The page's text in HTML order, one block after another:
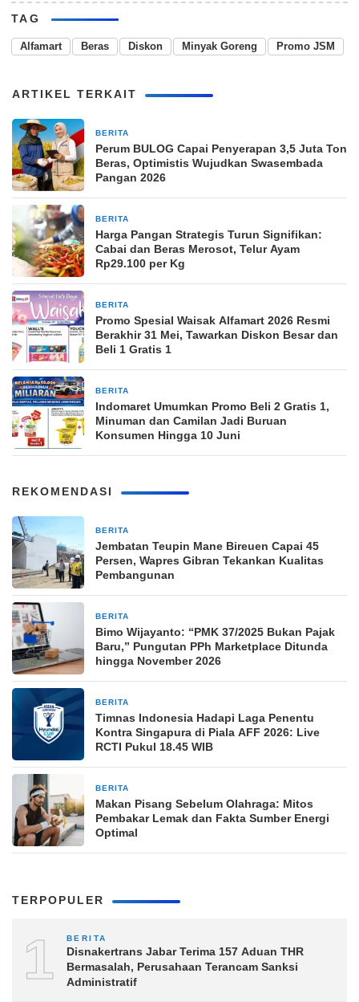
TAG
Alfamart Beras Diskon Minyak Goreng Promo JSM
ARTIKEL TERKAIT
BERITA
Perum BULOG Capai Penyerapan 3,5 Juta Ton
Beras, Optimistis Wujudkan Swasembada
Pangan 2026
BERITA
Harga Pangan Strategis Turun Signifikan:
Cabai dan Beras Merosot, Telur Ayam
Rp29.100 per Kg
BERITA
Promo Spesial Waisak Alfamart 2026 Resmi
Berakhir 31 Mei, Tawarkan Diskon Besar dan
Beli 1 Gratis 1
BERITA
Indomaret Umumkan Promo Beli 2 Gratis 1,
Minuman dan Camilan Jadi Buruan
Konsumen Hingga 10 Juni
REKOMENDASI
BERITA
Jembatan Teupin Mane Bireuen Capai 45
Persen, Wapres Gibran Tekankan Kualitas
Pembangunan
BERITA
Bimo Wijayanto: “PMK 37/2025 Bukan Pajak
Baru,” Pungutan PPh Marketplace Ditunda
hingga November 2026
BERITA
Timnas Indonesia Hadapi Laga Penentu
Kontra Singapura di Piala AFF 2026: Live
RCTI Pukul 18.45 WIB
BERITA
Makan Pisang Sebelum Olahraga: Mitos
Pembakar Lemak dan Fakta Sumber Energi
Optimal
TERPOPULER
1 BERITA
Disnakertrans Jabar Terima 157 Aduan THR
Bermasalah, Perusahaan Terancam Sanksi
Administratif